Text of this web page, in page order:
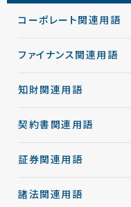
コーポレート関連用語
ファイナンス関連用語
知財関連用語
契約書関連用語
証券関連用語
諸法関連用語